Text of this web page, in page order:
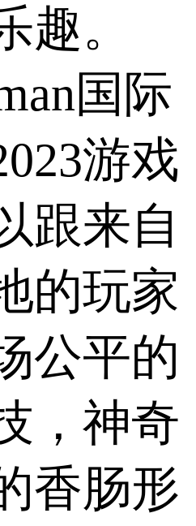
趣。
国际
游戏
跟来自
的玩家
公平的
，神奇
香肠形